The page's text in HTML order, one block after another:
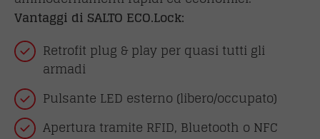
Vantaggi di SALTO ECO.Lock:
Retrofit plug & play per quasi tutti gli
armadi
Pulsante LED esterno (libero/occupato)
Apertura tramite RFID, Bluetooth o NFC